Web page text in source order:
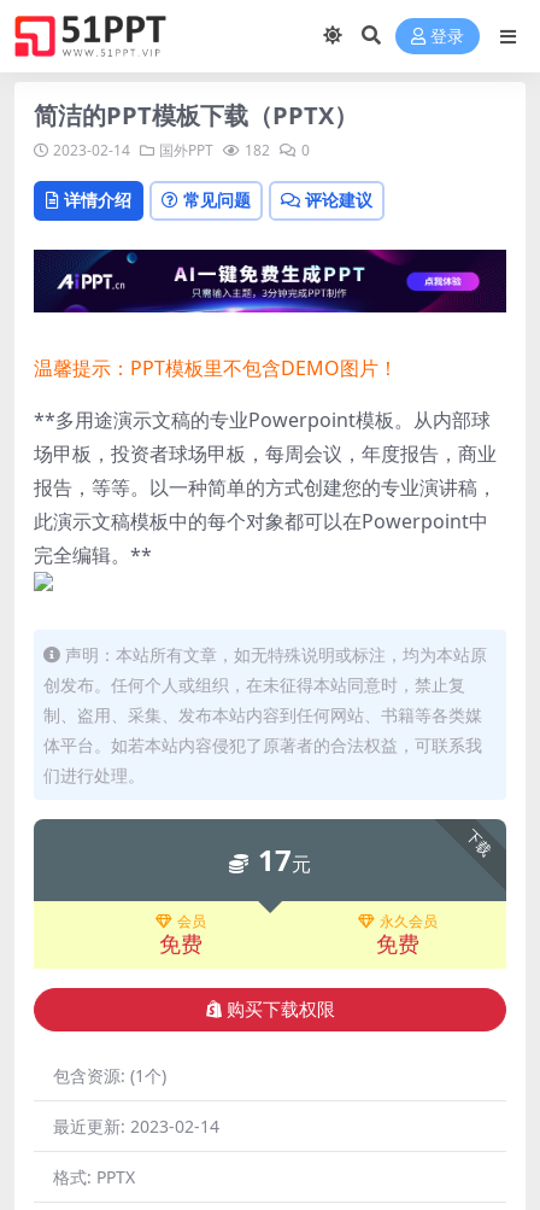
登录
简洁的PPT模板下载（PPTX）
2023-02-14 国外PPT 182 0
详情介绍 常见问题 评论建议
温馨提示：PPT模板里不包含DEMO图片！
**多用途演示文稿的专业Powerpoint模板。从内部球
场甲板，投资者球场甲板，每周会议，年度报告，商业
报告，等等。以一种简单的方式创建您的专业演讲稿，
此演示文稿模板中的每个对象都可以在Powerpoint中
完全编辑。**
声明：本站所有文章，如无特殊说明或标注，均为本站原
创发布。任何个人或组织，在未征得本站同意时，禁止复
制、盗用、采集、发布本站内容到任何网站、书籍等各类媒
体平台。如若本站内容侵犯了原著者的合法权益，可联系我
们进行处理。
下载
17元
会员
免费
永久会员
免费
购买下载权限
包含资源: (1个)
最近更新: 2023-02-14
格式: PPTX